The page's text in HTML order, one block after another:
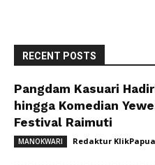
RECENT POSTS
Pangdam Kasuari
hingga Komedian
Festival Raimuti
MANOKWARI Redaktur KlikPapua